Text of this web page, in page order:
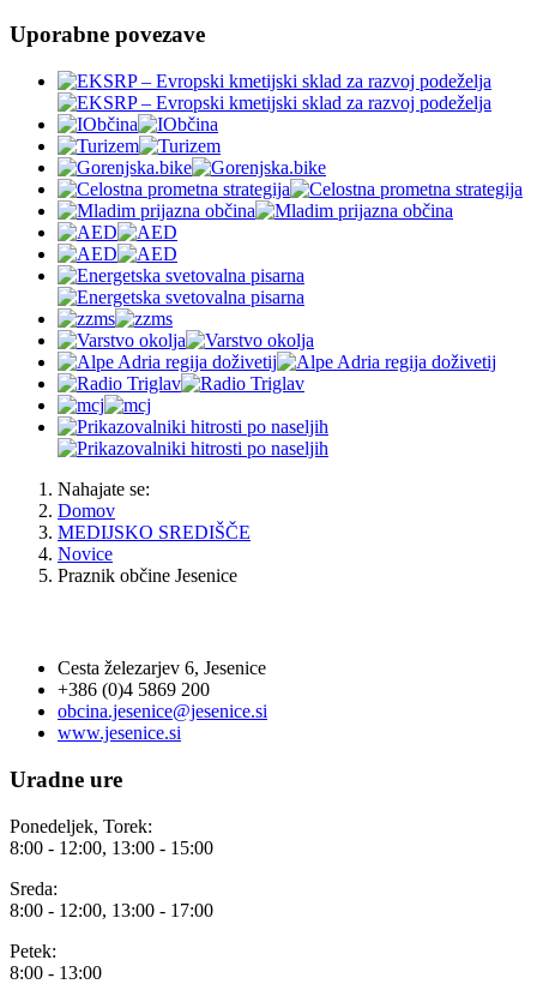
Uporabne povezave
Nahajate se:
Domov
MEDIJSKO SREDIŠČE
Novice
Praznik občine Jesenice
Cesta železarjev 6, Jesenice
+386 (0)4 5869 200
obcina.jesenice@jesenice.si
www.jesenice.si
Uradne ure
Ponedeljek, Torek:
8:00 - 12:00, 13:00 - 15:00
Sreda:
8:00 - 12:00, 13:00 - 17:00
Petek:
8:00 - 13:00